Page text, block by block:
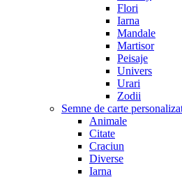
Flori
Iarna
Mandale
Martisor
Peisaje
Univers
Urari
Zodii
Semne de carte
Animale
Citate
Craciun
Diverse
Iarna